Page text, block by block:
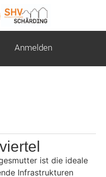
Anmelden
ist die ideale
Infrastrukturen